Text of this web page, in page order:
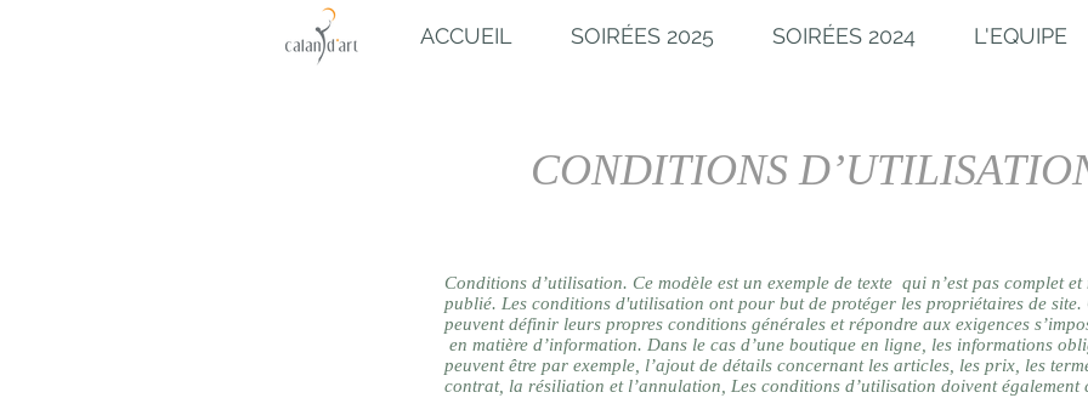
ACCUEIL SOIRÉES 2025 SOIRÉES 2024 L'EQUIPE
CONDITIONS
Conditions d’utilisation. Ce modèle est un exemple de texte qui n’est pas complet et
publié. Les conditions d'utilisation ont pour but de protéger les propriétaires de site.
peuvent définir leurs propres conditions générales et répondre aux exigences
en matière d’information. Dans le cas d’une boutique en ligne, les informations
peuvent être par exemple, l’ajout de détails concernant les articles, les prix, les
contrat, la résiliation et l’annulation, Les conditions d’utilisation doivent également